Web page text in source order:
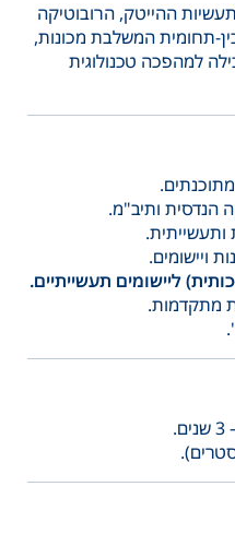
ההייטק, הרובוטיקה
תחומית המשלבת מכונות,
למהפכה טכנולוגית
הנדסית ותיב"מ.
ויישומים.
מתקדמות.